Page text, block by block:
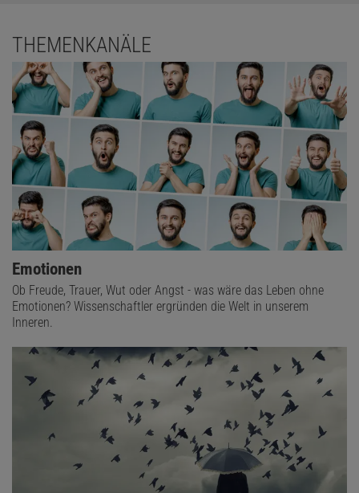
THEMENKANÄLE
Emotionen
Ob Freude, Trauer, Wut oder Angst - was wäre das Leben ohne
Emotionen? Wissenschaftler ergründen die Welt in unserem
Inneren.